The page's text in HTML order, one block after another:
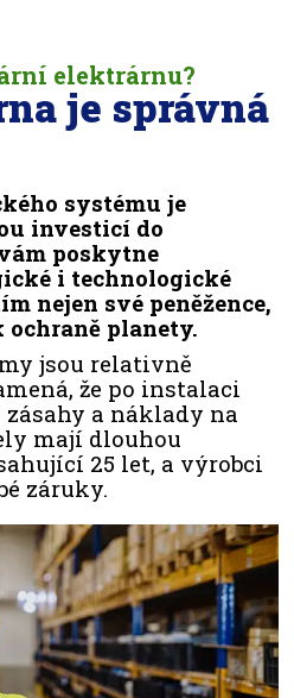
elektrárnu?
je správná
systému je
investicí do
poskytne
i technologické
nejen své peněžence,
ochraně planety.
jsou relativně
že po instalaci
a náklady na
mají dlouhou
25 let, a výrobci
záruky.